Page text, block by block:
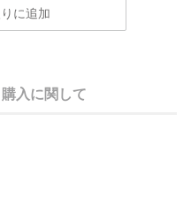
に追加
購入に関して